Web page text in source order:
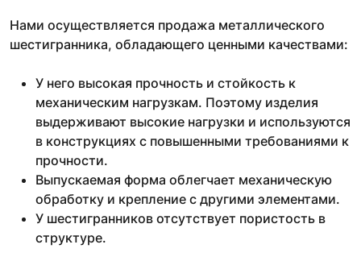
Нами осуществляется продажа металлического
шестигранника, обладающего ценными качествами:
У него высокая прочность и стойкость к
механическим нагрузкам. Поэтому изделия
выдерживают высокие нагрузки и используются
в конструкциях с повышенными требованиями к
прочности.
Выпускаемая форма облегчает механическую
обработку и крепление с другими элементами.
У шестигранников отсутствует пористость в
структуре.